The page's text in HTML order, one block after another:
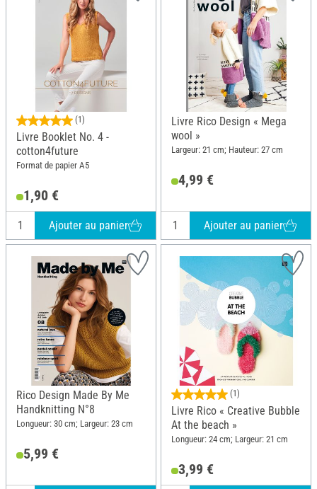
(1)
Livre Booklet No. 4 -
cotton4future
Format de papier A5
1,90 €
Ajouter au panier
Livre Rico Design « Mega
wool »
Largeur: 21 cm; Hauteur: 27 cm
4,99 €
Ajouter au panier
Rico Design Made By Me
Handknitting N°8
Longueur: 30 cm; Largeur: 23 cm
5,99 €
(1)
Livre Rico « Creative Bubble
At the beach »
Longueur: 24 cm; Largeur: 21 cm
3,99 €